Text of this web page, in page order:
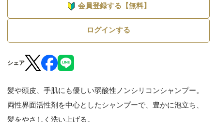
会員登録する【無料】
ログインする
シェア
髪や頭皮、手肌にも優しい弱酸性ノンシリコンシャンプー。
両性界面活性剤を中心としたシャンプーで、豊かに泡立ち、
髪をやさしく洗い上げる。